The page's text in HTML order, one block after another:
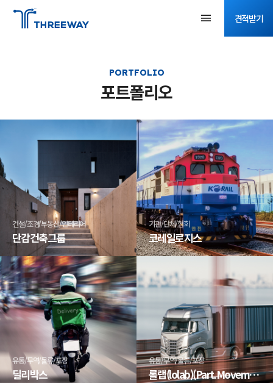
견적받기
PORTFOLIO
포트폴리오
건설/조경/부동산/인테리어
단감건축그룹
기관/단체/협회
코레일로지스
유통/무역/물류/포장
딜리박스
유통/무역/물류/포장
롤랩(lolab)(Part.Movement K)